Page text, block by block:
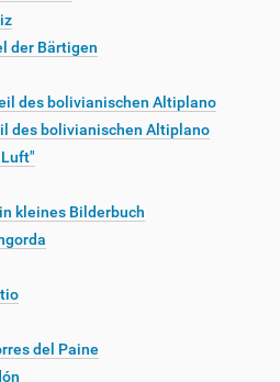
der Bärtigen
des bolivianischen Altiplano
des bolivianischen Altiplano
kleines Bilderbuch
del Paine